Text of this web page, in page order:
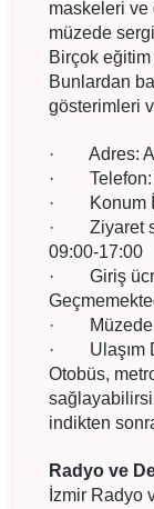
maskeleri ve
müzede
Birçok
Bunlardan
gösterimleri
· Adres:
·
·
Konum
· Ziyaret
09:00-17:00
· Giriş
·
· Ulaşım
Otobüs,
indikten
Radyo ve
İzmir Radyo